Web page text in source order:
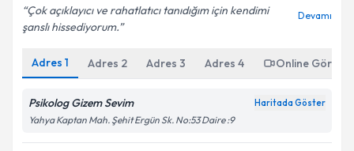
Çok açıklayıcı ve rahatlatıcı tanıdığım için kendimi
şanslı hissediyorum.
Devamı
Adres 1 Adres 2 Adres 3 Adres 4 Online
Psikolog Gizem Sevim Haritada Göster
Yahya Kaptan Mah. Şehit Ergün Sk. No:53 Daire :9